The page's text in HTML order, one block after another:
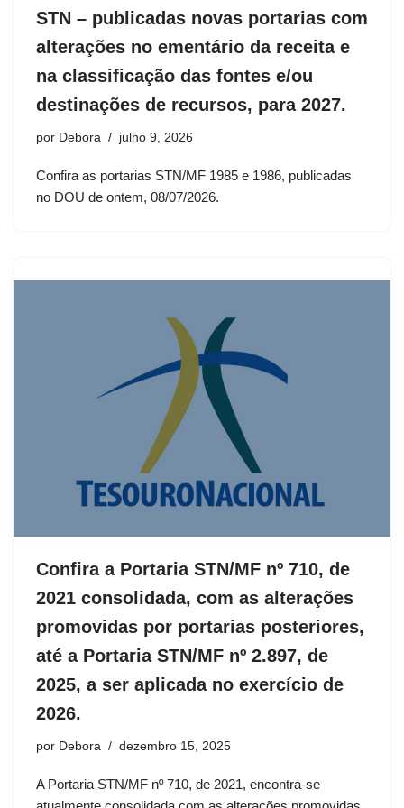
STN – publicadas novas portarias com
alterações no ementário da receita e
na classificação das fontes e/ou
destinações de recursos, para 2027.
por Debora julho 9, 2026
Confira as portarias STN/MF 1985 e 1986, publicadas
no DOU de ontem, 08/07/2026.
Confira a Portaria STN/MF nº 710, de
2021 consolidada, com as alterações
promovidas por portarias posteriores,
até a Portaria STN/MF nº 2.897, de
2025, a ser aplicada no exercício de
2026.
por Debora dezembro 15, 2025
A Portaria STN/MF nº 710, de 2021, encontra-se